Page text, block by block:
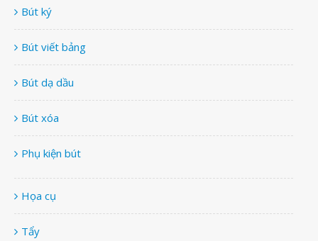
Bút ký
Bút viết bảng
Bút dạ dầu
Bút xóa
Phụ kiện bút
Họa cụ
Tẩy